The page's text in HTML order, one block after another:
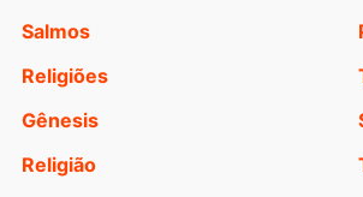
Salmos
Religiões
Gênesis
Religião